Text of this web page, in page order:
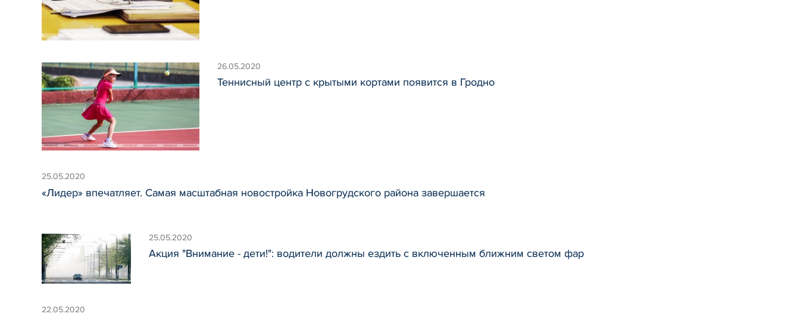
26.05.2020
Теннисный центр с крытыми кортами появится в Гродно
25.05.2020
«Лидер» впечатляет. Самая масштабная новостройка Новогрудского района завершается
25.05.2020
Акция "Внимание - дети!": водители должны ездить с включенным ближним светом фар
22.05.2020